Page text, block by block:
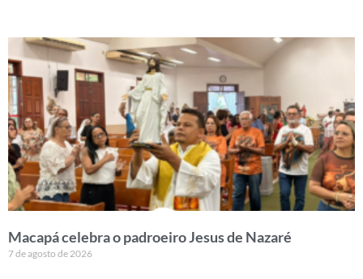
Macapá celebra o padroeiro Jesus de Nazaré
7 de agosto de 2026